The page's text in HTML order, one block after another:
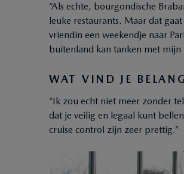
“Als echte, bourgondische
leuke restaurants. Maar dat
vriendin een weekendje naar
buitenland kan tanken met mijn
WAT VIND JE
“Ik zou echt niet meer zonder
dat je veilig en legaal kunt
cruise control zijn zeer prettig.”